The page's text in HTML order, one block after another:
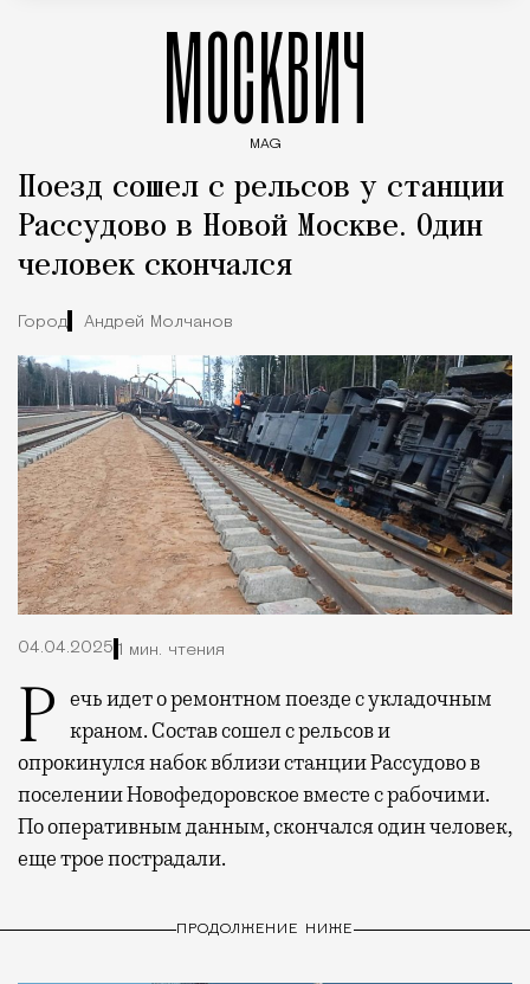
МОСКВИЧ
MAG
Поезд сошел с рельсов у станции
Рассудово в Новой Москве. Один
человек скончался
Город Андрей Молчанов
04.04.2025 1 мин. чтения
Речь идет о ремонтном поезде с укладочным краном. Состав сошел с рельсов и
опрокинулся набок вблизи станции Рассудово в
поселении Новофедоровское вместе с рабочими.
По оперативным данным, скончался один человек,
еще трое пострадали.
ПРОДОЛЖЕНИЕ НИЖЕ